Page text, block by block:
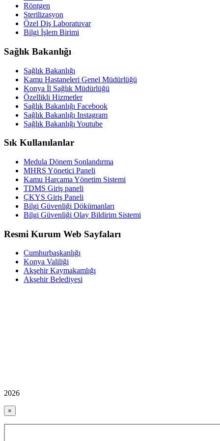
Röntgen
Sterilizasyon
Özel Diş Laboratuvar
Bilgi İşlem Birimi
Sağlık Bakanlığı
Sağlık Bakanlığı
Kamu Hastaneleri Genel Müdürlüğü
Konya İl Sağlık Müdürlüğü
Özellikli Hizmetler
Sağlık Bakanlığı Facebook
Sağlık Bakanlığı Instagram
Sağlık Bakanlığı Youtube
Sık Kullanılanlar
Medula Dönem Sonlandırma
MHRS Yönetici Paneli
Kamu Harcama Yönetim Sistemi
TDMS Giriş paneli
ÇKYS Giriş Paneli
Bilgi Güvenliği Dökümanları
Bilgi Güvenliği Olay Bildirim Sistemi
Resmi Kurum Web Sayfaları
Cumhurbaşkanlığı
Konya Valiliği
Akşehir Kaymakamlığı
Akşehir Belediyesi
2026
×